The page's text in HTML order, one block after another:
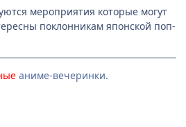
мероприятия которые могут
поклонникам японской поп-
аниме-вечеринки.